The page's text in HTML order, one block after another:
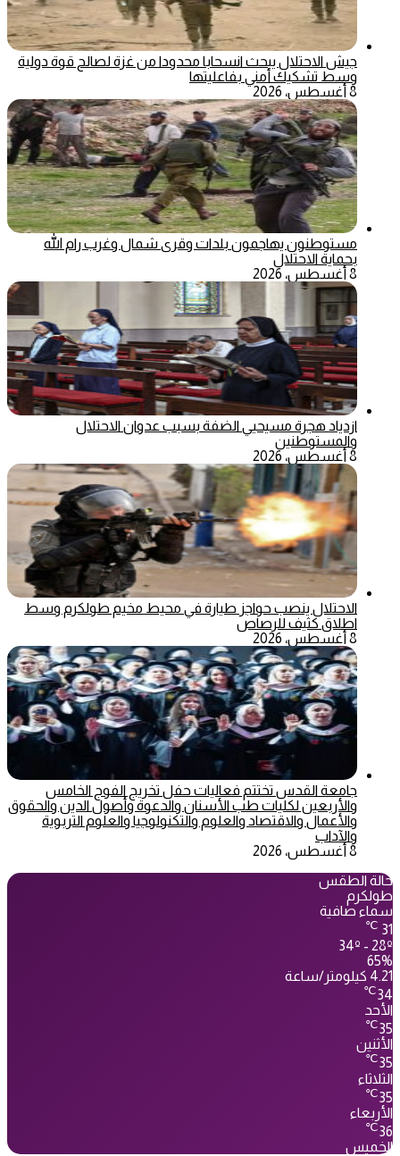
جيش الاحتلال يبحث انسحابا محدودا من غزة لصالح قوة دولية
وسط تشكيك أمني بفاعليتها
8 أغسطس، 2026
مستوطنون يهاجمون بلدات وقرى شمال وغرب رام الله
بحماية الاحتلال
8 أغسطس، 2026
ازدياد هجرة مسيحيي الضفة بسبب عدوان الاحتلال
والمستوطنين
8 أغسطس، 2026
الاحتلال ينصب حواجز طيارة في محيط مخيم طولكرم وسط
اطلاق كثيف للرصاص
8 أغسطس، 2026
جامعة القدس تختتم فعاليات حفل تخريج الفوج الخامس
والأربعين لكليات طب الأسنان والدعوة وأصول الدين والحقوق
والأعمال والاقتصاد والعلوم والتكنولوجيا والعلوم التربوية
والآداب
8 أغسطس، 2026
حالة الطقس
طولكرم
سماء صافية
31
℃
34º - 28º
65%
4.21 كيلومتر/ساعة
34
℃
الأحد
35
℃
الأثنين
35
℃
الثلاثاء
35
℃
الأربعاء
36
℃
الخميس